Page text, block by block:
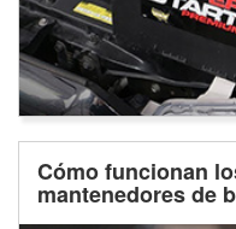
Cómo funcionan
mantenedores de